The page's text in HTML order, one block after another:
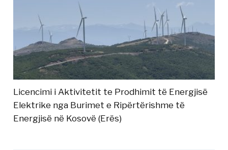
Licencimi i Aktivitetit te Prodhimit të Energjisë
Elektrike nga Burimet e Ripërtërishme të
Energjisë në Kosovë (Erës)